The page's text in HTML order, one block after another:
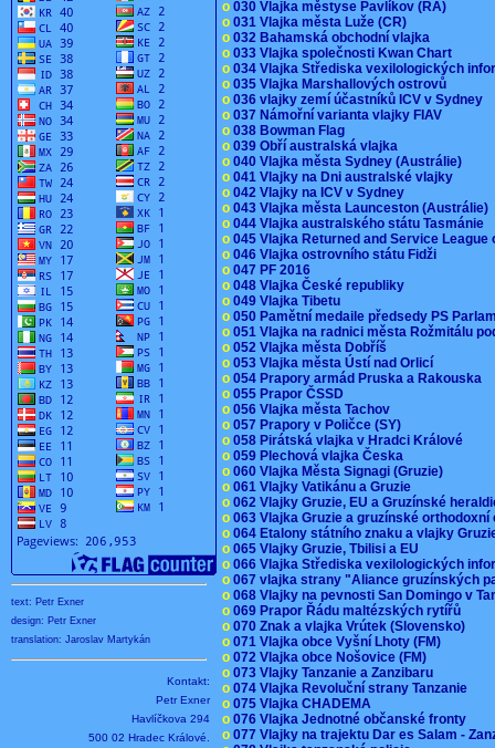
text: Petr Exner
design: Petr Exner
translation: Jaroslav Martykán
Kontakt:
Petr Exner
Havlíčkova 294
500 02 Hradec Králové.
o 030 Vlajka městyse Pavlíkov (RA)
o 031 Vlajka města Luže (CR)
o 032 Bahamská obchodní vlajka
o 033 Vlajka společnosti Kwan Chart
o 034 Vlajka Střediska vexilologických
o 035 Vlajka Marshallových ostrovů
o 036 vlajky zemí účastníků ICV v Sydney
o 037 Námořní varianta vlajky FIAV
o 038 Bowman Flag
o 039 Obří australská vlajka
o 040 Vlajka města Sydney (Austrálie)
o 041 Vlajky na Dni australské vlajky
o 042 Vlajky na ICV v Sydney
o 043 Vlajka města Launceston (Austrálie)
o 044 Vlajka australského státu Tasmánie
o 045 Vlajka Returned and Service
o 046 Vlajka ostrovního státu Fidži
o 047 PF 2016
o 048 Vlajka České republiky
o 049 Vlajka Tibetu
o 050 Pamětní medaile předsedy PS
o 051 Vlajka na radnici města Rožmitálu
o 052 Vlajka města Dobříš
o 053 Vlajka města Ústí nad Orlicí
o 054 Prapory armád Pruska a Rakouska
o 055 Prapor ČSSD
o 056 Vlajka města Tachov
o 057 Prapory v Poličce (SY)
o 058 Pirátská vlajka v Hradci Králové
o 059 Plechová vlajka Česka
o 060 Vlajka Města Signagi (Gruzie)
o 061 Vlajky Vatikánu a Gruzie
o 062 Vlajky Gruzie, EU a Gruzínské
o 063 Vlajka Gruzie a gruzínské
o 064 Etalony státního znaku a vlajky
o 065 Vlajky Gruzie, Tbilisi a EU
o 066 Vlajka Střediska vexilologických
o 067 vlajka strany "Aliance gruzínských
o 068 Vlajky na pevnosti San Domingo v
o 069 Prapor Řádu maltézských rytířů
o 070 Znak a vlajka Vrútek (Slovensko)
o 071 Vlajka obce Vyšní Lhoty (FM)
o 072 Vlajka obce Nošovice (FM)
o 073 Vlajky Tanzanie a Zanzibaru
o 074 Vlajka Revoluční strany Tanzanie
o 075 Vlajka CHADEMA
o 076 Vlajka Jednotné občanské fronty
o 077 Vlajky na trajektu Dar es Salam -